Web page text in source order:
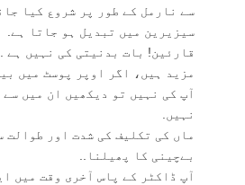
سے نارمل کے طور پر شروع کیا
سیزیرین میں تبدیل ہو جاتا ہے.
قارئین! بات بدنیتی کی نہیں ہے
مزید ہیں، اگر اوپر پوسٹ میں
آپ کی نہیں تو دیکھیں ان میں سے
نہیں.
ماں کی تکلیف کی شدت اور طوالت
بےچینی کا پھیلنا..
آپ ڈاکٹر کے پاس آخری وقت میں